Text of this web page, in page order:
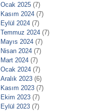
Ocak 2025 (7)
Kasım 2024 (7)
Eylül 2024 (7)
Temmuz 2024 (7)
Mayıs 2024 (7)
Nisan 2024 (7)
Mart 2024 (7)
Ocak 2024 (7)
Aralık 2023 (6)
Kasım 2023 (7)
Ekim 2023 (7)
Eylül 2023 (7)